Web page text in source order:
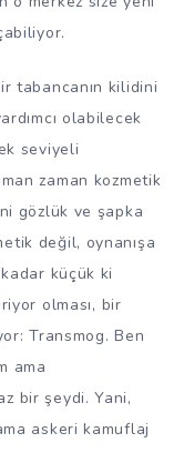
tabancanın kilidini
olabilecek
seviyeli
zaman kozmetik
gözlük ve şapka
değil, oynanışa
küçük ki
olması, bir
Transmog. Ben
ama
bir şeydi. Yani,
askeri kamuflaj